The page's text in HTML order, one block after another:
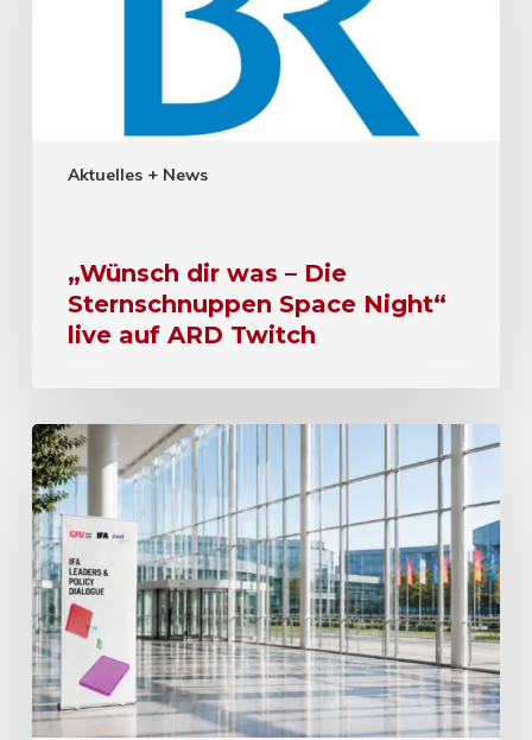
Aktuelles + News
„Wünsch dir was – Die
Sternschnuppen Space Night“
live auf ARD Twitch